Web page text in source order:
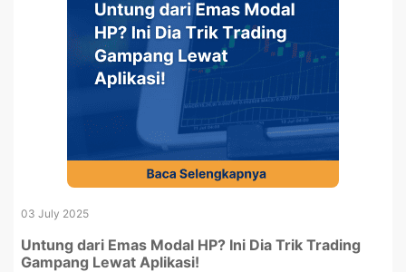
03 July 2025
Untung dari Emas Modal HP? Ini Dia Trik Trading
Gampang Lewat Aplikasi!